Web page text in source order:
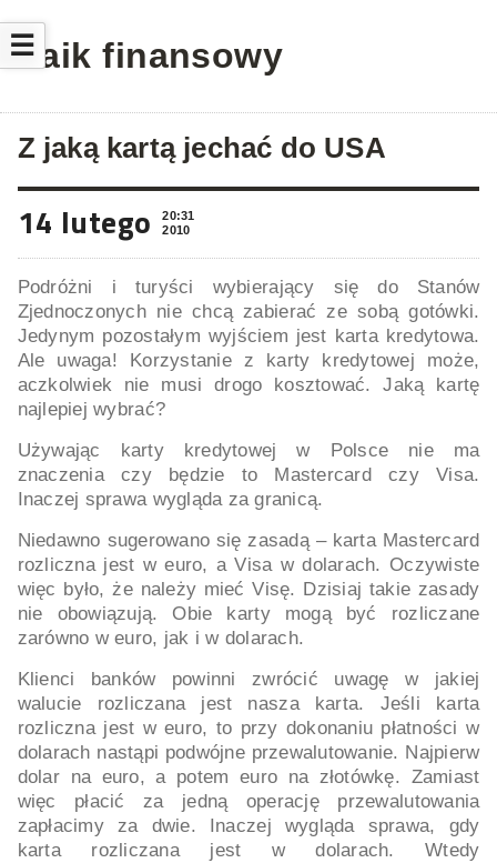
Laik finansowy
☰
Z jaką kartą jechać do USA
14 lutego
20:31
2010
Podróżni i turyści wybierający się do Stanów
Zjednoczonych nie chcą zabierać ze sobą gotówki.
Jedynym pozostałym wyjściem jest karta kredytowa.
Ale uwaga! Korzystanie z karty kredytowej może,
aczkolwiek nie musi drogo kosztować. Jaką kartę
najlepiej wybrać?
Używając karty kredytowej w Polsce nie ma
znaczenia czy będzie to Mastercard czy Visa.
Inaczej sprawa wygląda za granicą.
Niedawno sugerowano się zasadą – karta Mastercard
rozliczna jest w euro, a Visa w dolarach. Oczywiste
więc było, że należy mieć Visę. Dzisiaj takie zasady
nie obowiązują. Obie karty mogą być rozliczane
zarówno w euro, jak i w dolarach.
Klienci banków powinni zwrócić uwagę w jakiej
walucie rozliczana jest nasza karta. Jeśli karta
rozliczna jest w euro, to przy dokonaniu płatności w
dolarach nastąpi podwójne przewalutowanie. Najpierw
dolar na euro, a potem euro na złotówkę. Zamiast
więc płacić za jedną operację przewalutowania
zapłacimy za dwie. Inaczej wygląda sprawa, gdy
karta rozliczana jest w dolarach. Wtedy